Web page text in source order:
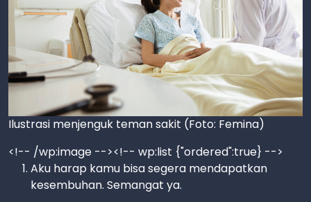
Ilustrasi menjenguk teman sakit (Foto: Femina)
<!-- /wp:image --><!-- wp:list {"ordered":true} -->
Aku harap kamu bisa segera mendapatkan
kesembuhan. Semangat ya.